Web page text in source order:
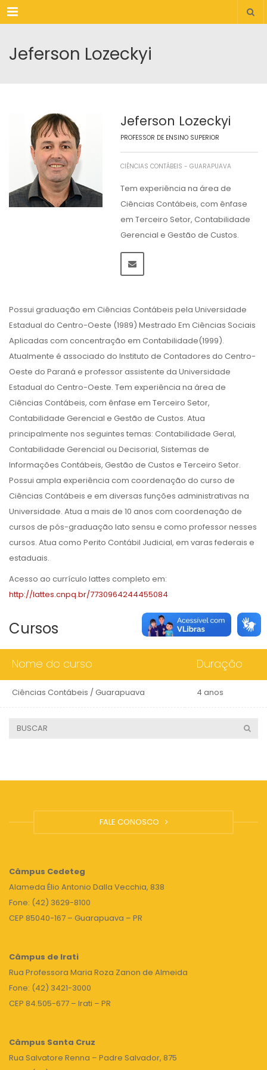
Menu
Jeferson Lozeckyi
Jeferson Lozeckyi
PROFESSOR DE ENSINO SUPERIOR
CIÊNCIAS CONTÁBEIS - GUARAPUAVA
Tem experiência na área de
Ciências Contábeis, com ênfase
em Terceiro Setor, Contabilidade
Gerencial e Gestão de Custos.
Possui graduação em Ciências Contábeis pela Universidade
Estadual do Centro-Oeste (1989) Mestrado Em Ciências Sociais
Aplicadas com concentração em Contabilidade(1999).
Atualmente é associado do Instituto de Contadores do Centro-
Oeste do Paraná e professor assistente da Universidade
Estadual do Centro-Oeste. Tem experiência na área de
Ciências Contábeis, com ênfase em Terceiro Setor,
Contabilidade Gerencial e Gestão de Custos. Atua
principalmente nos seguintes temas: Contabilidade Geral,
Contabilidade Gerencial ou Decisorial, Sistemas de
Informações Contábeis, Gestão de Custos e Terceiro Setor.
Possui ampla experiência com coordenação do curso de
Ciências Contábeis e em diversas funções administrativas na
Universidade. Atua a mais de 10 anos com coordenação de
cursos de pós-graduação lato sensu e como professor nesses
cursos. Atua como Perito Contábil Judicial, em varas federais e
estaduais.
Acesso ao currículo lattes completo em:
http://lattes.cnpq.br/7730964244455084
Cursos
Nome do curso Duração
Ciências Contábeis / Guarapuava 4 anos
FALE CONOSCO
Câmpus Cedeteg
Alameda Élio Antonio Dalla Vecchia, 838
Fone: (42) 3629-8100
CEP 85040-167 – Guarapuava – PR
Câmpus de Irati
Rua Professora Maria Roza Zanon de Almeida
Fone: (42) 3421-3000
CEP 84.505-677 – Irati – PR
Câmpus Santa Cruz
Rua Salvatore Renna – Padre Salvador, 875